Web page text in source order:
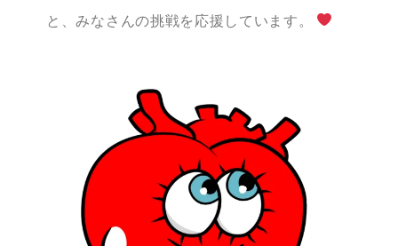
と、みなさんの挑戦を応援しています。